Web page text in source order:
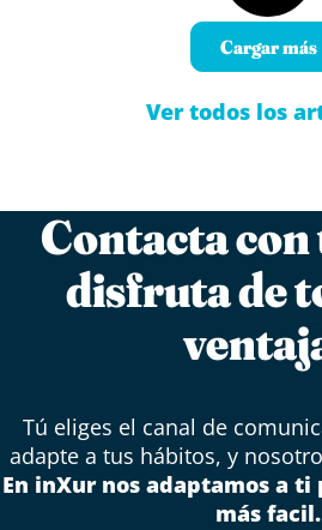
Cargar más
Ver todos los
Contacta con
disfruta de
Tú eliges el canal de
adapte a tus hábitos, y
En inXur nos adaptamos a
más facil.